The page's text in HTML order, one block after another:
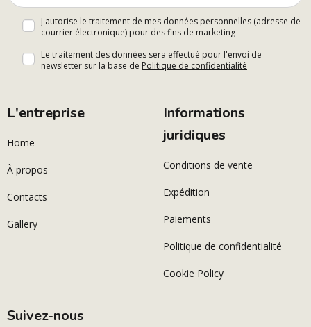
J'autorise le traitement de mes données personnelles (adresse de
courrier électronique) pour des fins de marketing
Le traitement des données sera effectué pour l'envoi de
newsletter sur la base de Politique de confidentialité
L'entreprise
Home
À propos
Contacts
Gallery
Informations
juridiques
Conditions de vente
Expédition
Paiements
Politique de confidentialité
Cookie Policy
Suivez-nous